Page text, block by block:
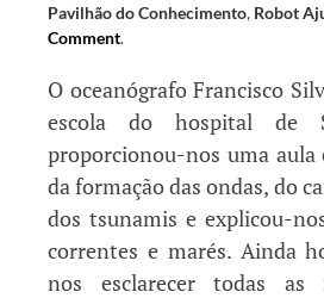
Pavilhão do Conhecimento, Robot
Comment.
O oceanógrafo Francisco
escola do hospital de
proporcionou-nos uma aula
da formação das ondas, do
dos tsunamis e explicou-
correntes e marés. Ainda
nos esclarecer todas as